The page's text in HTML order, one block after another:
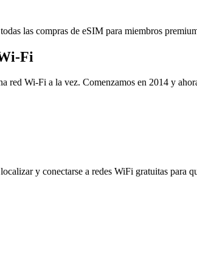
las compras de eSIM para miembros
Fi
red Wi-Fi a la vez. Comenzamos en 2014 y
y conectarse a redes WiFi gratuitas